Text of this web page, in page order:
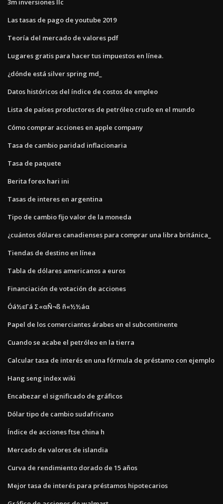
3m inversiones llc
Las tasas de pago de youtube 2019
Teoría del mercado de valores pdf
Lugares gratis para hacer tus impuestos en línea.
¿dónde está silver spring md_
Datos históricos del índice de costos de empleo
Lista de países productores de petróleo crudo en el mundo
Cómo comprar acciones en apple company
Tasa de cambio paridad inflacionaria
Tasa de paquete
Berita forex hari ini
Tasas de interes en argentina
Tipo de cambio fijo valor de la moneda
¿cuántos dólares canadienses para comprar una libra británica_
Tiendas de destino en línea
Tabla de dólares americanos a euros
Financiación de votación de acciones
Óá½εΓá Σ«αÑ¬ß ñ«½½áα
Papel de los comerciantes árabes en el subcontinente
Cuando se acabe el petróleo en la tierra
Calcular tasa de interés en una fórmula de préstamo con ejemplo
Hang seng index wiki
Encabezar el significado de gráficos
Dólar tipo de cambio sudafricano
Índice de acciones ftse china h
Mercado de valores de islandia
Curva de rendimiento dorado de 15 años
Mejor tasa de interés para préstamos hipotecarios